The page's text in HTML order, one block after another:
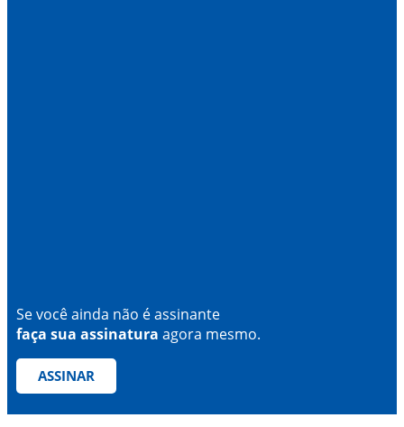
Se você ainda não é assinante
faça sua assinatura agora mesmo.
ASSINAR